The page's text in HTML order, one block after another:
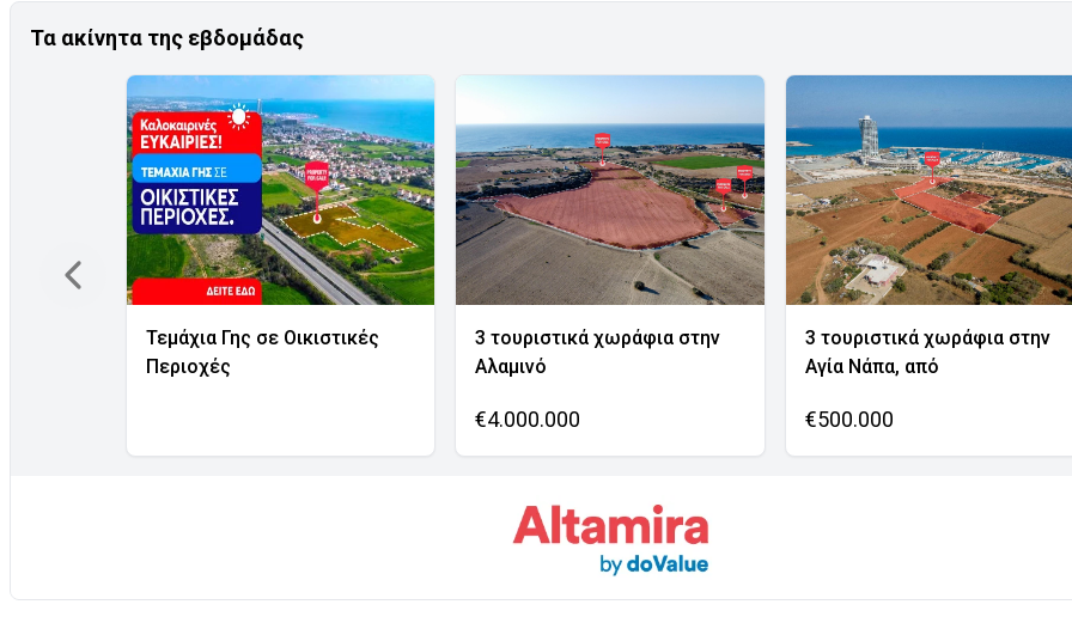
Τα ακίνητα της εβδομάδας
Τεμάχια Γης σε Οικιστικές
Περιοχές
3 τουριστικά χωράφια στην
Αλαμινό
€4.000.000
3 τουριστικά χωράφια στην
Αγία Νάπα, από
€500.000